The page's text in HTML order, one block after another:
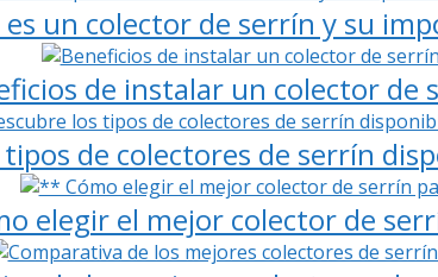
es un colector de serrín y su
de instalar un colector de
de colectores de serrín
elegir el mejor colector de